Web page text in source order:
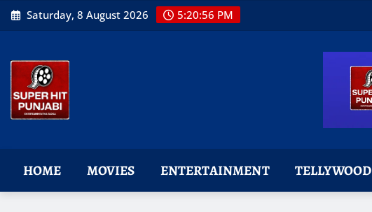
Skip
to
Saturday, 8 August 2026 5:20:57 PM
HOME MOVIES ENTERTAINMENT TELLYWOOD